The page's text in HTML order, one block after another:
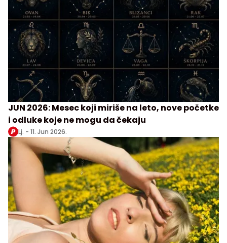
JUN 2026: Mesec koji miriše na leto, nove početke
i odluke koje ne mogu da čekaju
Lj. - 11. Jun 2026.